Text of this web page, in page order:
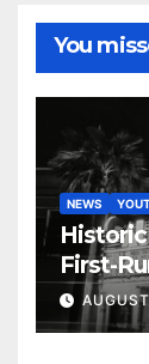
You
NEWS
First-
Years